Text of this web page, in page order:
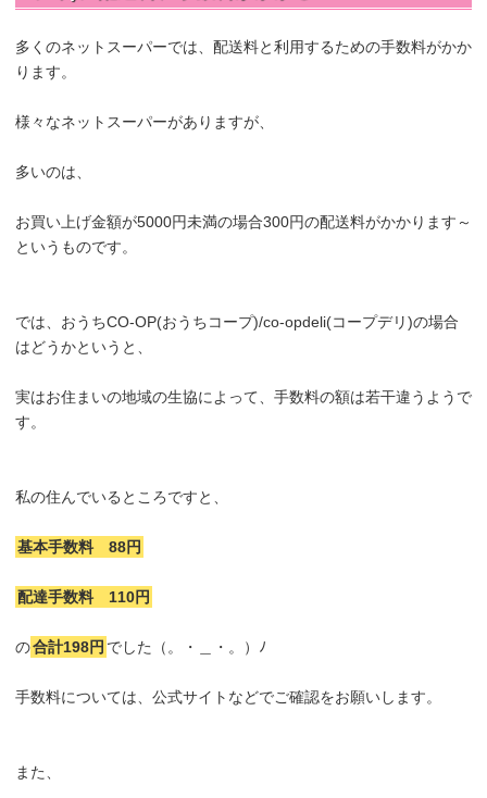
多くのネットスーパーでは、配送料と利用するための手数料がかか
ります。
様々なネットスーパーがありますが、
多いのは、
お買い上げ金額が5000円未満の場合300円の配送料がかかります～
というものです。
では、おうちCO-OP(おうちコープ)/co-opdeli(コープデリ)の場合
はどうかというと、
実はお住まいの地域の生協によって、手数料の額は若干違うようで
す。
私の住んでいるところですと、
基本手数料 88円
配達手数料 110円
の合計198円 でした（。・＿・。）ﾉ
手数料については、公式サイトなどでご確認をお願いします。
また、